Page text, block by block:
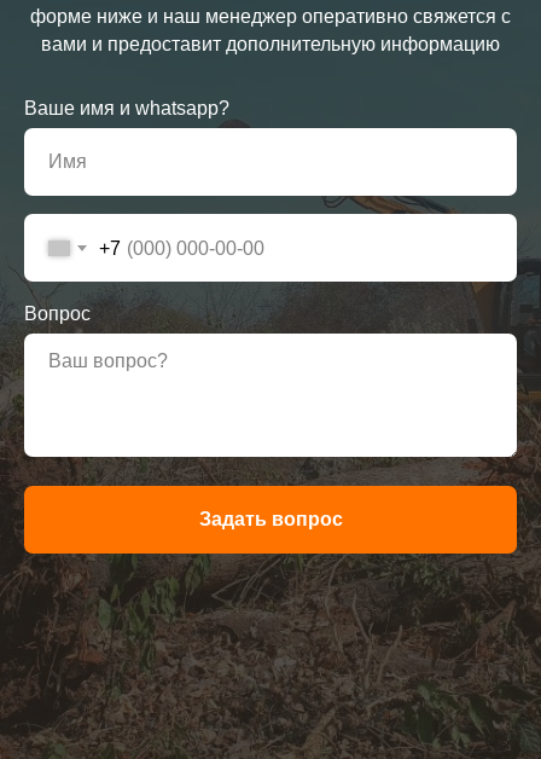
форме ниже и наш менеджер оперативно свяжется с
вами и предоставит дополнительную информацию
Ваше имя и whatsapp?
+7
Вопрос
Задать вопрос